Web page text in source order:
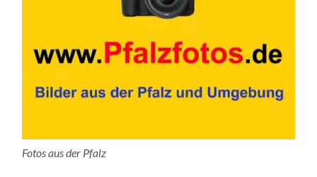
Fotos aus der Pfalz